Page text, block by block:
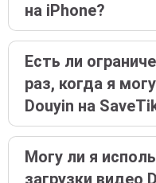
на iPhone?
Есть ли
раз, когда я
Douyin на
Могу ли я
загрузки видео